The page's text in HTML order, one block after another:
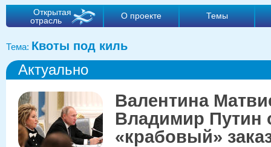
Открытая
отрасль
О проекте Темы
Тема: Квоты под киль
Актуально
Валентина
Владимир Путин
«крабовый»